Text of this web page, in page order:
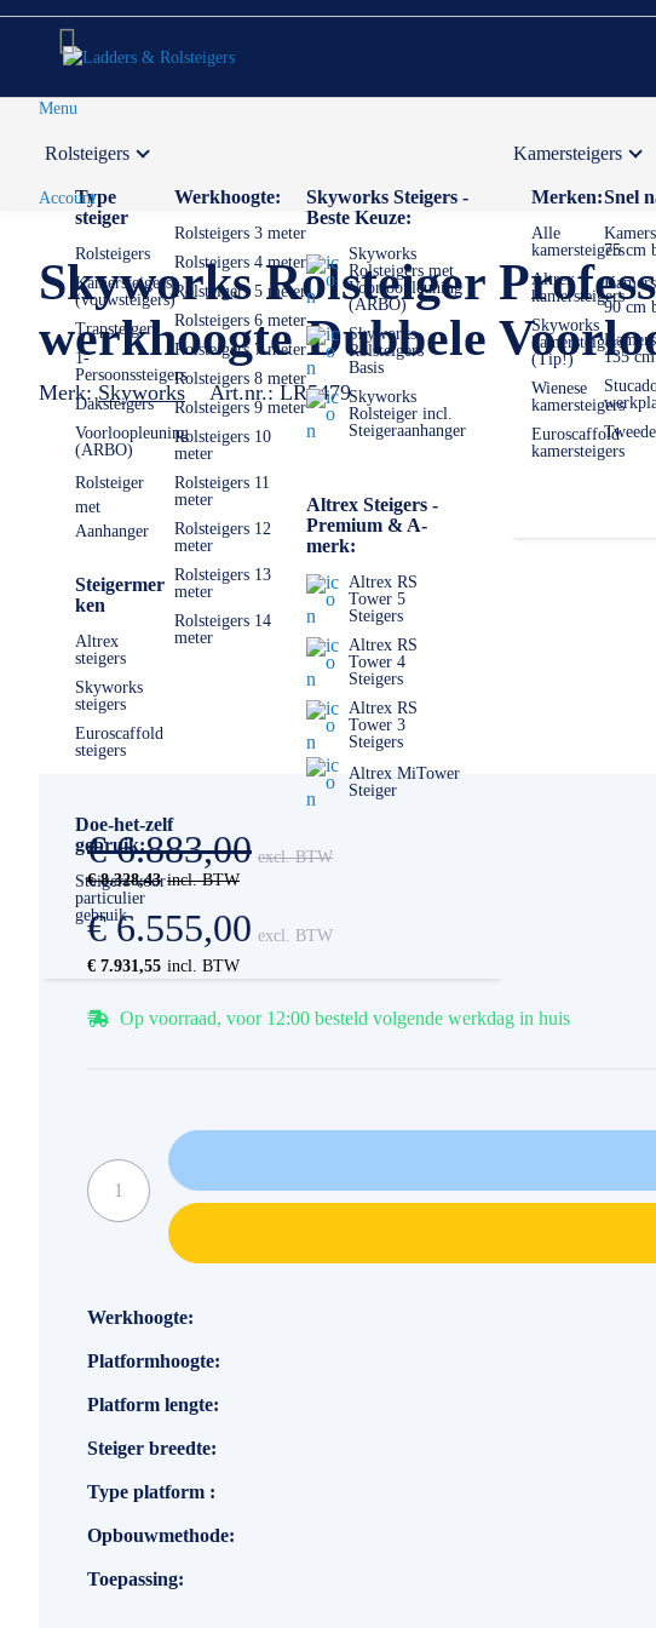
Menu
Rolsteigers
Type
steiger
Rolsteigers
Kamersteigers
(vouwsteigers)
Trapsteigers
1-
Persoonssteigers
Daksteigers
Voorloopleuning
(ARBO)
Rolsteiger
met
Aanhanger
Steigermer
ken
Altrex
steigers
Skyworks
steigers
Euroscaffold
steigers
Doe-het-zelf
gebruik:
Steigers voor
particulier
gebruik
Werkhoogte:
Rolsteigers 3 meter
Rolsteigers 4 meter
Rolsteigers 5 meter
Rolsteigers 6 meter
Rolsteigers 7 meter
Rolsteigers 8 meter
Rolsteigers 9 meter
Rolsteigers 10
meter
Rolsteigers 11
meter
Rolsteigers 12
meter
Rolsteigers 13
meter
Rolsteigers 14
meter
Skyworks Steigers -
Beste Keuze:
Skyworks
Rolsteigers met
Voorloopleuning
(ARBO)
Skyworks
Rolsteigers
Basis
Skyworks
Rolsteiger incl.
Steigeraanhanger
Altrex Steigers -
Premium & A-
merk:
Altrex RS
Tower 5
Steigers
Altrex RS
Tower 4
Steigers
Altrex RS
Tower 3
Steigers
Altrex MiTower
Steiger
Kamersteigers
Merken:
Alle
kamersteigers
Altrex
kamersteigers
Skyworks
kamersteigers
(Tip!)
Wienese
kamersteigers
Euroscaffold
kamersteigers
Snel
75 cm
90 cm
135
Account
Skyworks Rolsteiger
werkhoogte Dubbele
Merk: Skyworks Art.nr.: LR5479
€ 8.328,43
€ 6.883,00
€ 7.931,55
€ 6.555,00
Op voorraad, voor 12:00 besteld volgende werkdag in huis
Specificaties
Werkhoogte
Platformhoogte
Platform lengte
Steiger breedte
Type platform
Opbouwmethode
Toepassing